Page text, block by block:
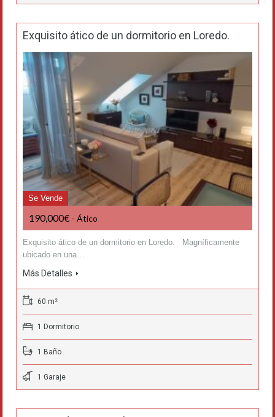
Exquisito ático de un dormitorio en Loredo.
Se Vende
190,000€ - Ático
Exquisito ático de un dormitorio en Loredo. Magníficamente
ubicado en una…
Más Detalles
60 m²
1 Dormitorio
1 Baño
1 Garaje